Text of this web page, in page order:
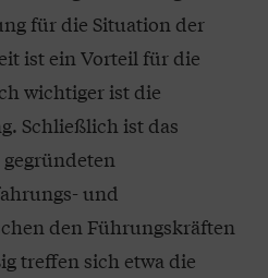
für die Situation der
ist ein Vorteil für die
wichtiger ist die
Schließlich ist das
und
den Führungskräften
treffen sich etwa die